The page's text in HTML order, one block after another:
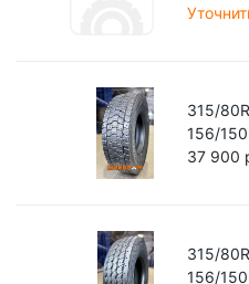
315/
156/
37 900
315/
156/